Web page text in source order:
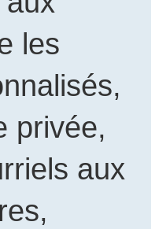
les
privée,
aux